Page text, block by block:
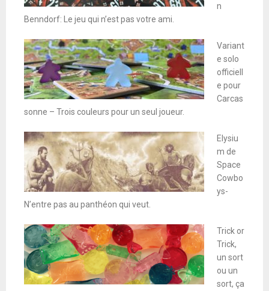
n
Benndorf: Le jeu qui n’est pas votre ami.
Variant
e solo
officiell
e pour
Carcas
sonne – Trois couleurs pour un seul joueur.
Elysiu
m de
Space
Cowbo
ys-
N’entre pas au panthéon qui veut.
Trick or
Trick,
un sort
ou un
sort, ça